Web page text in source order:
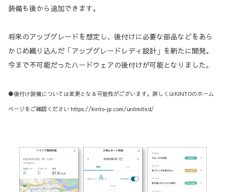
装備も後から追加できます。
将来のアップグレードを想定し、後付けに必要な部品などをあら
かじめ織り込んだ「アップグレードレディ設計」を新たに開発。
今まで不可能だったハードウェアの後付けが可能となりました。
●後付け装備については変更となる可能性がございます。詳しくはKINTOのホーム
ページをご確認ください https://kinto-jp.com/unlimited/